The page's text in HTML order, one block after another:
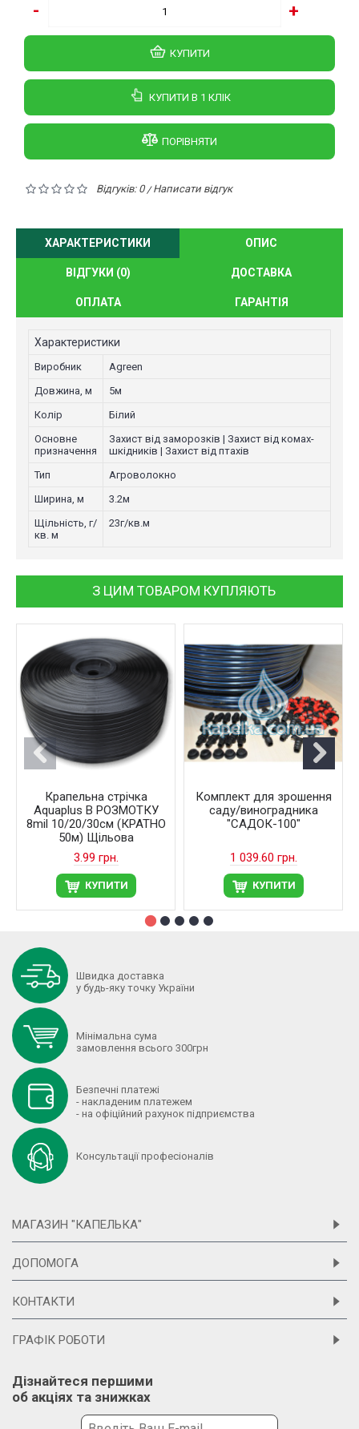
- +
КУПИТИ
КУПИТИ В 1 КЛIК
ПОРІВНЯТИ
Відгуків: 0/Написати відгук
ХАРАКТЕРИСТИКИ ОПИС
ВІДГУКИ (0) ДОСТАВКА
ОПЛАТА ГАРАНТІЯ
Характеристики
Виробник
Agreen
Довжина, м
5м
Колір
Білий
Основне
призначення
Захист від заморозків | Захист від комах-
шкідників | Захист від птахів
Тип
Агроволокно
Ширина, м
3.2м
Щільність, г/
кв. м
23г/кв.м
З ЦИМ ТОВАРОМ КУПЛЯЮТЬ
Крапельна стрічка
Aquaplus В РОЗМОТКУ
8mil 10/20/30см (КРАТНО
50м) Щільова
3.99 грн.
КУПИТИ
Комплект для зрошення
саду/виноградника
"САДОК-100"
1 039.60 грн.
КУПИТИ
Швидка доставка
у будь-яку точку України
Мінімальна сума
замовлення всього 300грн
Безпечні платежі
- накладеним платежем
- на офіційний рахунок підприємства
Консультації професіоналів
МАГАЗИН "КАПЕЛЬКА"
ДОПОМОГА
КОНТАКТИ
ГРАФІК РОБОТИ
Дізнайтеся першими
об акціях та знижках